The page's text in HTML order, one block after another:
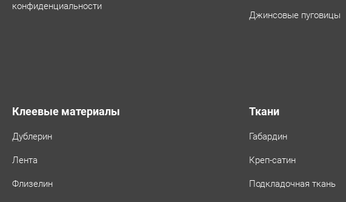
конфиденциальности
Джинсовые пуговицы
Клеевые материалы
Дублерин
Лента
Флизелин
Ткани
Габардин
Креп-сатин
Подкладочная ткань